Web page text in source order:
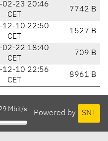
02-23 20:46
CET
7742 B
12-10 22:50
CET
1527 B
02-22 18:40
CET
709 B
12-10 22:56
CET
8961 B
Powered by SNT
Mbit/s